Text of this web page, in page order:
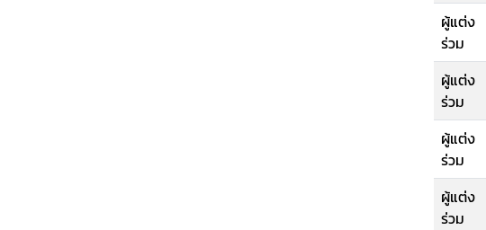
ผู้แต่ง
ร่วม
ผู้แต่ง
ร่วม
ผู้แต่ง
ร่วม
ผู้แต่ง
ร่วม